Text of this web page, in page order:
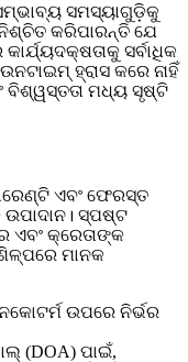
ସମ୍ଭାବ୍ୟ ସମସ୍ୟାଗୁଡ଼ିକୁ
କରିପାରନ୍ତି ଯେ
ସର୍ବାଧିକ
ହ୍ରାସ କରେ ନାହିଁ
ବିଶ୍ୱସ୍ତତା ମଧ୍ୟ ସୃଷ୍ଟି
ଏବଂ ଫେରସ୍ତ
ସ୍ପଷ୍ଟ
ଏବଂ କ୍ରେତାଙ୍କ
ମାନକ
ଉପରେ ନିର୍ଭର
(DOA) ପାଇଁ,